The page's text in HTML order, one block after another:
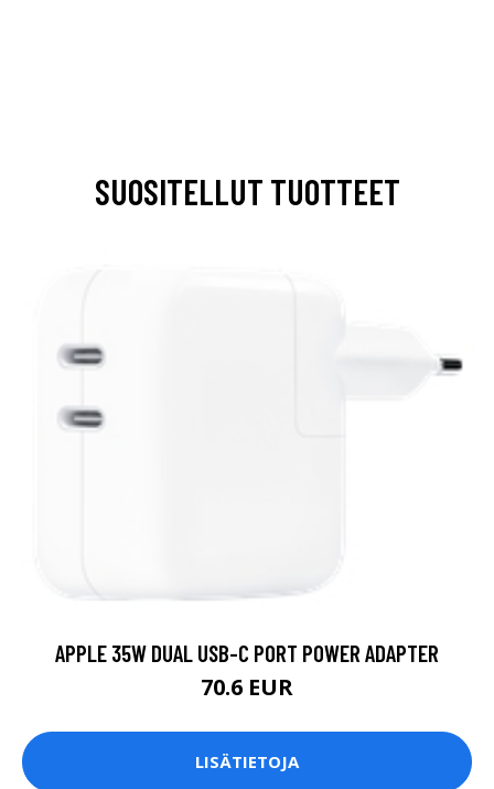
SUOSITELLUT TUOTTEET
APPLE 35W DUAL USB-C PORT POWER ADAPTER
70.6 EUR
LISÄTIETOJA